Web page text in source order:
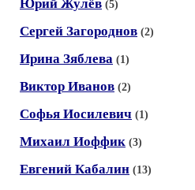
Юрий Жулёв (5)
Сергей Загороднов (2)
Ирина Зяблева (1)
Виктор Иванов (2)
Софья Иосилевич (1)
Михаил Иоффик (3)
Евгений Кабалин (13)